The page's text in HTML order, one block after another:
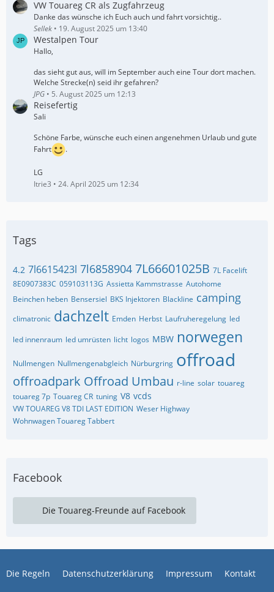
VW Touareg CR als Zugfahrzeug
Danke das wünsche ich Euch auch und fahrt vorsichtig..
Sellek
19. August 2025 um 13:40
Westalpen Tour
Hallo,
das sieht gut aus, will im September auch eine Tour dort machen.
Welche Strecke(n) seid ihr gefahren?
JPG
5. August 2025 um 12:13
Reisefertig
Sali
Schöne Farbe, wünsche euch einen angenehmen Urlaub und gute
Fahrt
.
LG
Itrie3
24. April 2025 um 12:34
Tags
4.2 7l6615423l 7l6858904 7L66601025B 7L Facelift
8E0907383C 059103113G Assietta Kammstrasse Autohome
Beinchen heben Bensersiel BKS Injektoren Blackline camping
climatronic dachzelt Emden Herbst Laufruheregelung led
led innenraum led umrüsten licht logos MBW norwegen
Nullmengen Nullmengenabgleich Nürburgring offroad
offroadpark Offroad Umbau r-line solar touareg
touareg 7p Touareg CR tuning V8 vcds
VW TOUAREG V8 TDI LAST EDITION Weser Highway
Wohnwagen Touareg Tabbert
Facebook
Die Touareg-Freunde auf Facebook
Die Regeln Datenschutzerklärung Impressum Kontakt